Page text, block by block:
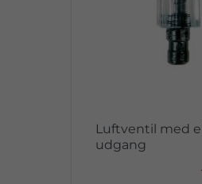
Luftventil med
udgang